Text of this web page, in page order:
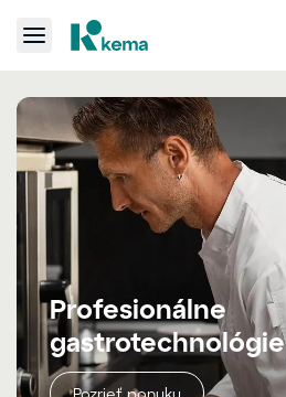
Profesionálne
gastrotechnológie
Pozrieť ponuku